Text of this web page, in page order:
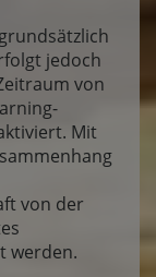
jedoch
von
Mit
von der
werden.